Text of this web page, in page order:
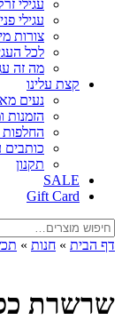
עגילי
עגילי
צורות
לכל
מה זה
קצת עלינו
נעים
הזמנות
החלפות
כותבים
תקנון
SALE
Gift Card
חיפוש
עבור:
דף הבית » חנות »
שרשרת